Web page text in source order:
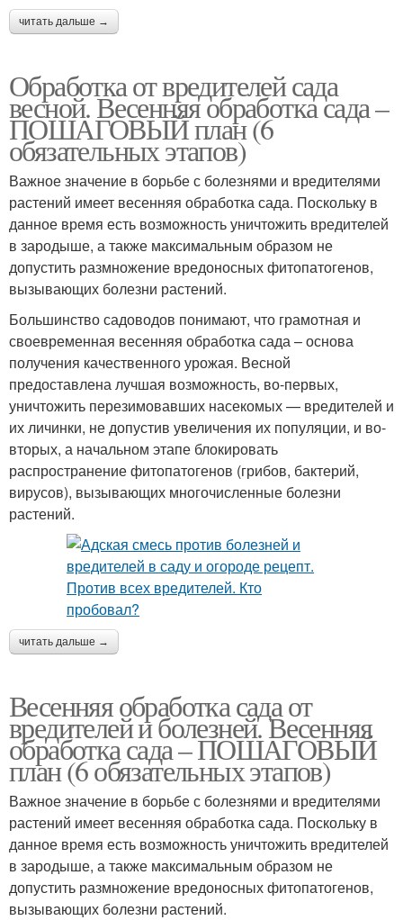
читать дальше →
Обработка от вредителей сада
весной. Весенняя обработка сада –
ПОШАГОВЫЙ план (6
обязательных этапов)
Важное значение в борьбе с болезнями и вредителями
растений имеет весенняя обработка сада. Поскольку в
данное время есть возможность уничтожить вредителей
в зародыше, а также максимальным образом не
допустить размножение вредоносных фитопатогенов,
вызывающих болезни растений.
Большинство садоводов понимают, что грамотная и
своевременная весенняя обработка сада – основа
получения качественного урожая. Весной
предоставлена лучшая возможность, во-первых,
уничтожить перезимовавших насекомых — вредителей и
их личинки, не допустив увеличения их популяции, и во-
вторых, а начальном этапе блокировать
распространение фитопатогенов (грибов, бактерий,
вирусов), вызывающих многочисленные болезни
растений.
читать дальше →
Весенняя обработка сада от
вредителей и болезней. Весенняя
обработка сада – ПОШАГОВЫЙ
план (6 обязательных этапов)
Важное значение в борьбе с болезнями и вредителями
растений имеет весенняя обработка сада. Поскольку в
данное время есть возможность уничтожить вредителей
в зародыше, а также максимальным образом не
допустить размножение вредоносных фитопатогенов,
вызывающих болезни растений.